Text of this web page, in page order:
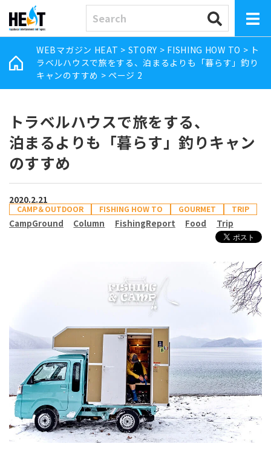
WEBマガジン HEAT > STORY > FISHING HOW TO > ト
ラベルハウスで旅をする、泊まるよりも「暮らす」釣り
キャンのすすめ > ページ 2
トラベルハウスで旅をする、
泊まるよりも「暮らす」釣りキャン
のすすめ
2020.2.21
CAMP＆OUTDOOR FISHING HOW TO GOURMET TRIP
CampGround Column FishingReport Food Trip